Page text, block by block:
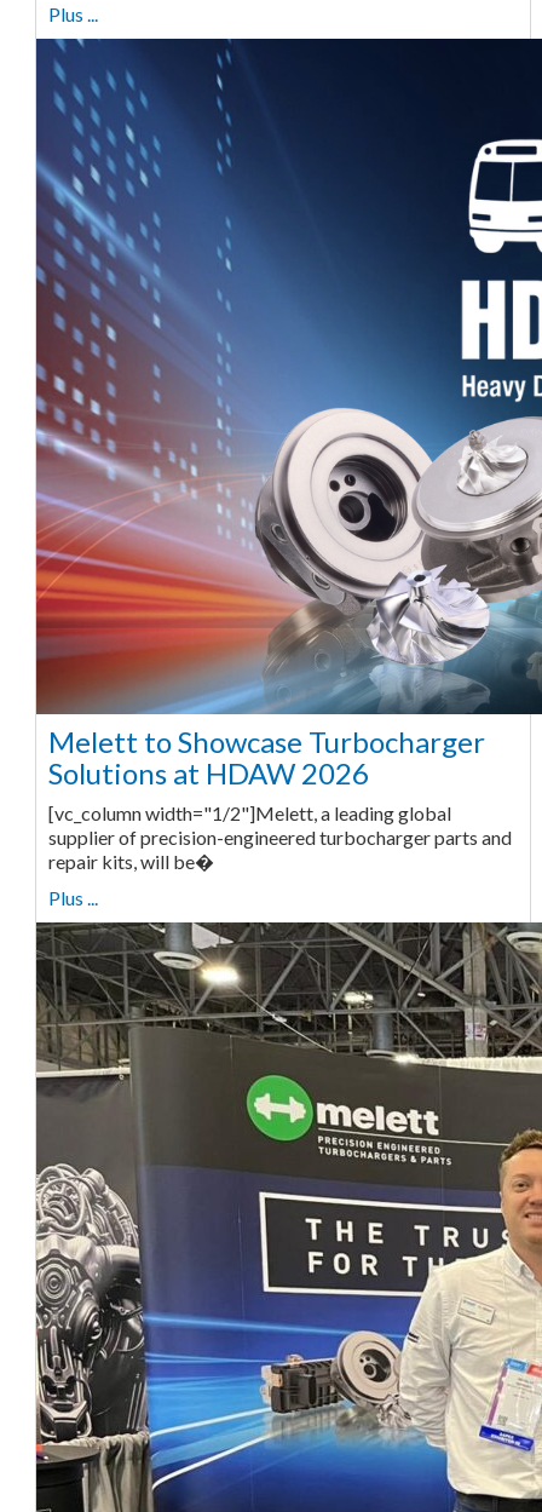
Plus ...
Melett to Showcase Turbocharger
Solutions at HDAW 2026
[vc_column width="1/2"]Melett, a leading global
supplier of precision-engineered turbocharger parts and
repair kits, will be�
Plus ...